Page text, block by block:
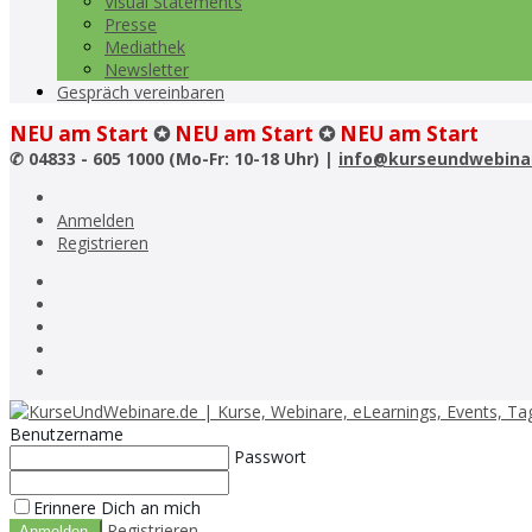
Presse
Mediathek
Newsletter
Gespräch vereinbaren
NEU am Start ✪ NEU am Start ✪ NEU am Start
✆ 04833 - 605 1000 (Mo-Fr: 10-18 Uhr) |
Anmelden
Registrieren
Benutzername
Passwort
Erinnere Dich an mich